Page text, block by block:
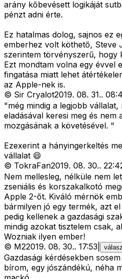
arány kőbevésett logikáját
pénzt adni érte.
Ez hatalmas dolog, sajnos ez
emberhez volt köthető, Steve
szerintem törvényszerű, hogy
Ezt mondtam volna egy évvel
fingatása miatt lehet
az Apple-nek is.
© Sir Cryalot2019. 08. 31..
"még mindig a legjobb
eladásával keresi meg és nem
mozgásának a követésével. "
Ezexerint a hányingerkeltés
vállalat 😄
© TokraFan2019. 08. 30..
Nem mellesleg, nélküle nem
zseniális és korszakalkotó
Apple 2-őt. Kiváló mérnök
bármilyen jó egy termék, azt
pedig kellenek a gazdasági
mindig azokat tisztelem csak,
Wozniak ilyen ember!
© M22019. 08. 30.. 17:53 válasz
Gazdasági kérdésekben
bírom, egy jószándékú, néha